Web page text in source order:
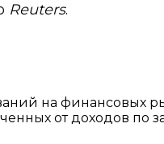
Reuters.
на финансовых
от доходов